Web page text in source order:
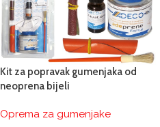
Kit za popravak gumenjaka od
neoprena bijeli
Oprema za gumenjake